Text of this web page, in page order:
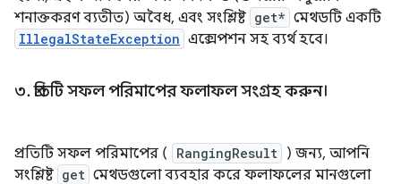
শনাক্তকরণ ব্যতীত) অবৈধ, এবং সংশ্লিষ্ট get* মেথডটি একটি
IllegalStateException এক্সেপশন সহ ব্যর্থ হবে।
৩.প্রতিটি সফল পরিমাপের ফলাফল সংগ্রহ করুন।
প্রতিটি সফল পরিমাপের ( RangingResult ) জন্য, আপনি
সংশ্লিষ্ট get মেথডগুলো ব্যবহার করে ফলাফলের মানগুলো